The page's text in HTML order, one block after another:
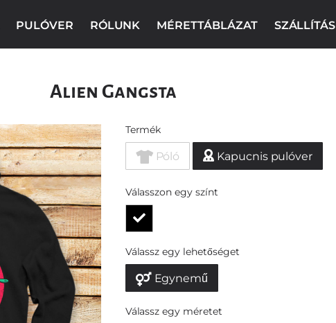
PULÓVER RÓLUNK MÉRETTÁBLÁZAT SZÁLLÍTÁS
Alien Gangsta
Termék
Póló Kapucnis pulóver
Válasszon egy színt
Válassz egy lehetőséget
Egynemű
Válassz egy méretet